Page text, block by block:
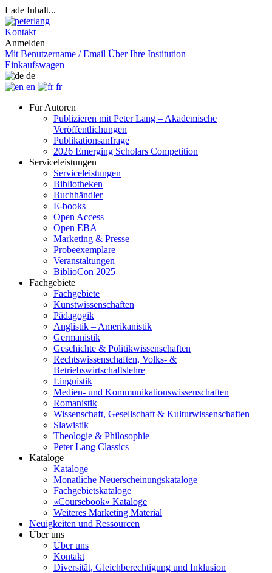
Lade Inhalt...
Kontakt
Anmelden
Mit Benutzername / Email Über Ihre Institution
Einkaufswagen
de
en
fr
Für Autoren
Publizieren mit Peter Lang – Akademische
Veröffentlichungen
Publikationsanfrage
2026 Emerging Scholars Competition
Serviceleistungen
Serviceleistungen
Bibliotheken
Buchhändler
E-books
Open Access
Open EBA
Marketing & Presse
Probeexemplare
Veranstaltungen
BiblioCon 2025
Fachgebiete
Fachgebiete
Kunstwissenschaften
Pädagogik
Anglistik – Amerikanistik
Germanistik
Geschichte & Politikwissenschaften
Rechtswissenschaften, Volks- &
Betriebswirtschaftslehre
Linguistik
Medien- und Kommunikationswissenschaften
Romanistik
Wissenschaft, Gesellschaft & Kulturwissenschaften
Slawistik
Theologie & Philosophie
Peter Lang Classics
Kataloge
Kataloge
Monatliche Neuerscheinungskataloge
Fachgebietskataloge
«Coursebook» Kataloge
Weiteres Marketing Material
Neuigkeiten und Ressourcen
Über uns
Über uns
Kontakt
Diversität, Gleichberechtigung und Inklusion